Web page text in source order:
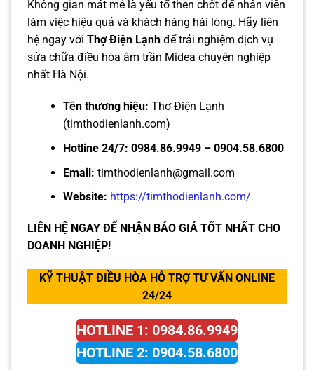
Không gian mát mẻ là yếu tố then chốt để nhân viên
làm việc hiệu quả và khách hàng hài lòng. Hãy liên
hệ ngay với Thợ Điện Lạnh để trải nghiệm dịch vụ
sửa chữa điều hòa âm trần Midea chuyên nghiệp
nhất Hà Nội.
Tên thương hiệu: Thợ Điện Lạnh
(timthodienlanh.com)
Hotline 24/7: 0984.86.9949 – 0904.58.6800
Email: timthodienlanh@gmail.com
Website: https://timthodienlanh.com/
LIÊN HỆ NGAY ĐỂ NHẬN BÁO GIÁ TỐT NHẤT CHO
DOANH NGHIỆP!
KỸ THUẬT ĐIỀU HÒA HỖ TRỢ TƯ VẤN ONLINE
24/24
HOTLINE 1: 0984.86.9949
HOTLINE 2: 0904.58.6800